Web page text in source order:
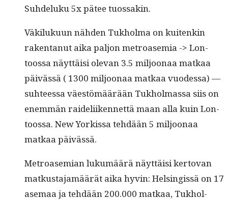
Suhdeluku 5x pätee tuossakin.
Väk­iluku­un näh­den Tukhol­ma on kuitenkin
rak­en­tanut aika paljon metroasemia -> Lon­
toos­sa näyt­täisi ole­van 3.5 miljoon­aa matkaa
päivässä ( 1300 miljoon­aa matkaa vuodessa) —
suh­teessa väestömäärään Tukhol­mas­sa siis on
enem­män raideli­iken­net­tä maan alla kuin Lon­
toos­sa. New Yorkissa tehdään 5 miljoon­aa
matkaa päivässä.
Metroasemi­an lukumäärä näyt­täisi ker­to­van
matkus­ta­jamäärät aika hyvin: Helsingis­sä on 17
ase­maa ja tehdään 200.000 matkaa, Tukhol­